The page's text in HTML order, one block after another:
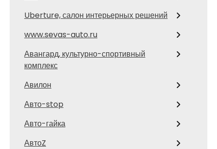
Uberture, салон интерьерных решений
www.sevas-auto.ru
Авангард, культурно-спортивный
комплекс
Авилон
Авто-stop
Авто-гайка
АвтоZ